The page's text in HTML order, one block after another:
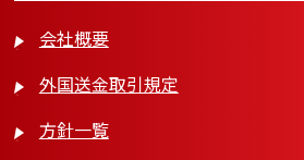
会社概要
外国送金取引規定
方針一覧